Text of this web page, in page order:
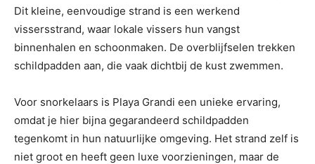
Dit kleine, eenvoudige strand is een werkend
vissersstrand, waar lokale vissers hun vangst
binnenhalen en schoonmaken. De overblijfselen trekken
schildpadden aan, die vaak dichtbij de kust zwemmen.
Voor snorkelaars is Playa Grandi een unieke ervaring,
omdat je hier bijna gegarandeerd schildpadden
tegenkomt in hun natuurlijke omgeving. Het strand zelf is
niet groot en heeft geen luxe voorzieningen, maar de